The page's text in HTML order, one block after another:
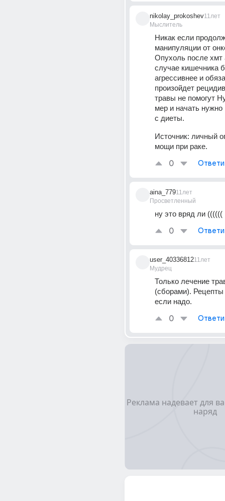
nikolay_prokoshev
Мыслитель
11лет
Никак если
манипуляции от
Опухоль после хмт
случае кишечника
агрессивнее и
произойдет
травы не помогут
мер и начать нужно
с диеты.
Источник: личный
мощи при раке.
0
aina_779
Просветленный
11лет
ну это вряд ли ((((((
0
user_40336812
Мудрец
11лет
Только лечение
(сборами). Рецепты
если надо.
0